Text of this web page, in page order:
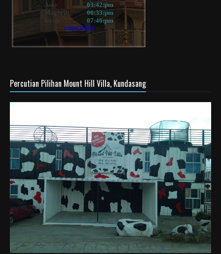
Percutian Pilihan Mount Hill Villa, Kundasang